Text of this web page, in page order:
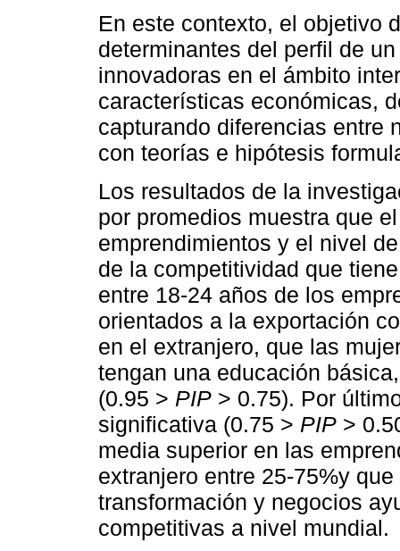
En este contexto, el objetivo
determinantes del perfil de
innovadoras en el ámbito
características económicas,
capturando diferencias entre
con teorías e hipótesis
Los resultados de la
por promedios muestra que
emprendimientos y el nivel
de la competitividad que
entre 18-24 años de los
orientados a la exportación
en el extranjero, que las
tengan una educación
(0.95 > PIP > 0.75). Por
significativa (0.75 > PIP >
media superior en las
extranjero entre 25-75%y
transformación y negocios
competitivas a nivel mundial.